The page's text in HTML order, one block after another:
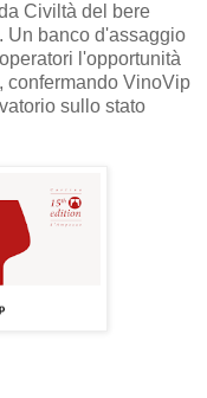
Civiltà del bere
Un banco d'assaggio
l'opportunità
confermando VinoVip
sullo stato